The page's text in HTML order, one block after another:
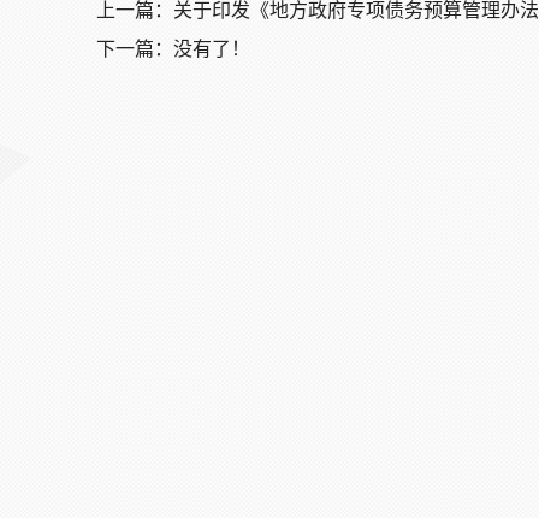
上一篇： 关于印发《地方政府专项债务预算管理办
下一篇：没有了！